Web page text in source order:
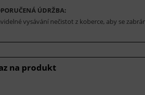
ÚDRŽBA:
vysávání nečistot z koberce, aby se
na produkt